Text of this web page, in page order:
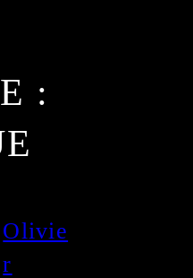
:
Olivie
r